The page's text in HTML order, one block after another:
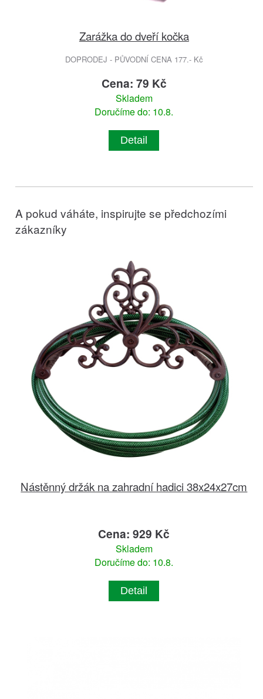
Zarážka do dveří kočka
DOPRODEJ - PŮVODNÍ CENA 177.- Kč
Cena: 79 Kč
Skladem
Doručíme do: 10.8.
Detail
A pokud váháte, inspirujte se předchozími
zákazníky
Nástěnný držák na zahradní hadici 38x24x27cm
Cena: 929 Kč
Skladem
Doručíme do: 10.8.
Detail